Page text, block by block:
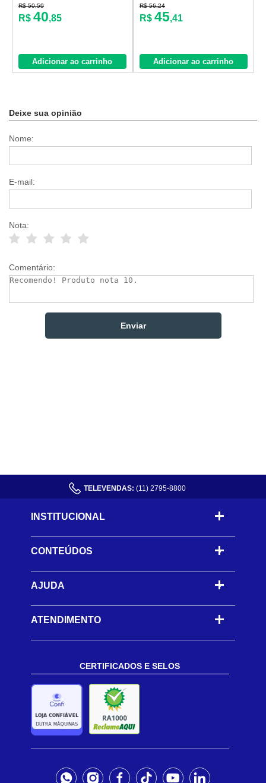
R$ 50,59
R$ 40,85
Adicionar ao carrinho
R$ 56,24
R$ 45,41
Adicionar ao carrinho
Deixe sua opinião
Nome:
E-mail:
Nota:
Comentário:
TELEVENDAS: (11) 2795-8800
INSTITUCIONAL
CONTEÚDOS -
AJUDA -
ATENDIMENTO
CERTIFICADOS E SELOS